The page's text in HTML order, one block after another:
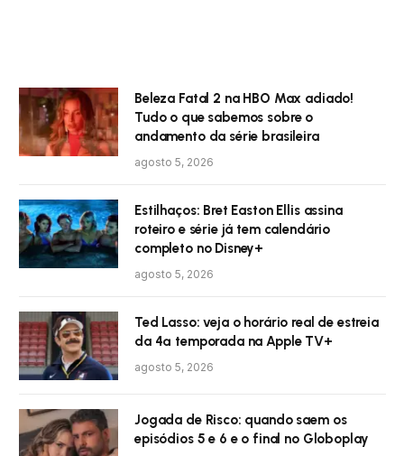
Beleza Fatal 2 na HBO Max adiado!
Tudo o que sabemos sobre o
andamento da série brasileira
agosto 5, 2026
Estilhaços: Bret Easton Ellis assina
roteiro e série já tem calendário
completo no Disney+
agosto 5, 2026
Ted Lasso: veja o horário real de estreia
da 4ª temporada na Apple TV+
agosto 5, 2026
Jogada de Risco: quando saem os
episódios 5 e 6 e o final no Globoplay